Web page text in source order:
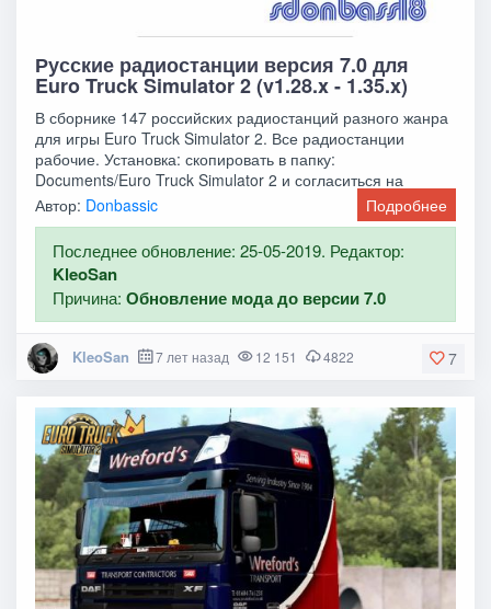
Русские радиостанции версия 7.0 для
Euro Truck Simulator 2 (v1.28.x - 1.35.x)
В сборнике 147 российских радиостанций разного жанра
для игры Euro Truck Simulator 2. Все радиостанции
рабочие. Установка: скопировать в папку:
Documents/Euro Truck Simulator 2 и согласиться на
Автор: Donbassic Подробнее
Последнее обновление: 25-05-2019. Редактор:
KleoSan
Причина:Обновление мода до версии 7.0
7
KleoSan 7 лет назад 12 151 4822